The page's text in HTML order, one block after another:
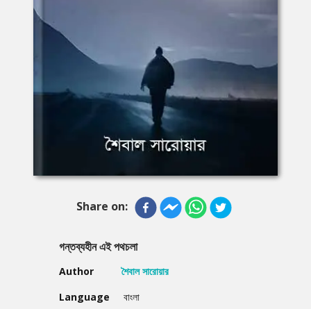
Share on:
গন্তব্যহীন এই পথচলা
Author
শৈবাল সারোয়ার
Language
বাংলা